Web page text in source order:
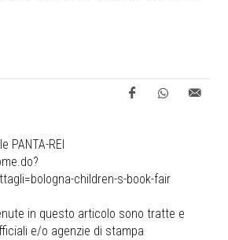
PANTA-REI
children-s-book-fair
in questo articolo sono tratte e
e/o agenzie di stampa